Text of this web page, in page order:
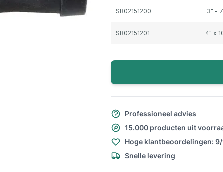
SB02151200 3" -
SB02151201 4" x
Professioneel advies
15.000 producten uit
Hoge klantbeoordelingen:
Snelle levering